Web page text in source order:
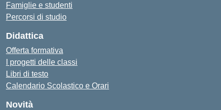
Famiglie e studenti
Percorsi di studio
Didattica
Offerta formativa
I progetti delle classi
Libri di testo
Calendario Scolastico e Orari
Novità